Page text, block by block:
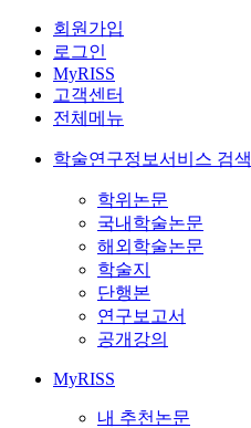
회원가입
로그인
MyRISS
고객센터
전체메뉴
학술연구정보서비스 검색
학위논문
국내학술논문
해외학술논문
학술지
단행본
연구보고서
공개강의
MyRISS
내 추천논문